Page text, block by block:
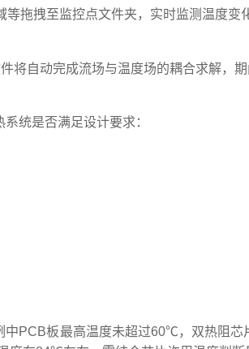
拖拽至监控点文件夹，实时监测温度变
将自动完成流场与温度场的耦合求解，期
统是否满足设计要求：
中PCB板最高温度未超过60℃，双热阻芯